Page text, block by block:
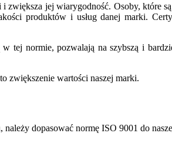
jej wiarygodność. Osoby, które
produktów i usług danej marki.
tej normie, pozwalają na szybszą i
zwiększenie wartości naszej marki.
dopasować normę ISO 9001 do